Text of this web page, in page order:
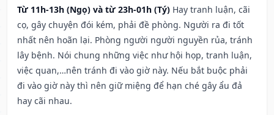
Từ 11h-13h (Ngọ) và từ 23h-01h (Tý) Hay tranh luận, cãi
cọ, gây chuyện đói kém, phải đề phòng. Người ra đi tốt
nhất nên hoãn lại. Phòng người người nguyền rủa, tránh
lây bệnh. Nói chung những việc như hội họp, tranh luận,
việc quan,…nên tránh đi vào giờ này. Nếu bắt buộc phải
đi vào giờ này thì nên giữ miệng để hạn ché gây ẩu đả
hay cãi nhau.